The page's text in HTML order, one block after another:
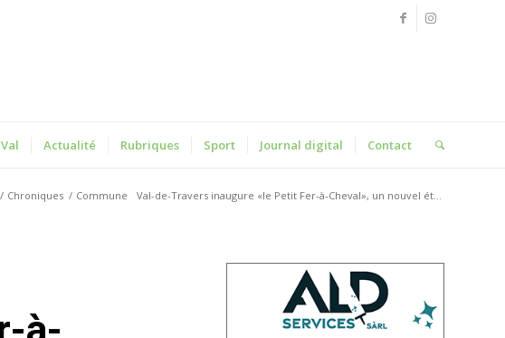
Actualité Rubriques Sport Journal digital Contact
/ Chroniques / Commune Val-de-Travers inaugure «le Petit Fer-à-Cheval», un nouvel ét...